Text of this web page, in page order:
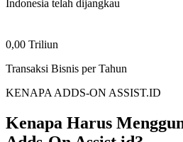
Indonesia telah dijangkau
0,00 Triliun
Transaksi Bisnis per Tahun
KENAPA ADDS-ON ASSIST.ID
Kenapa Harus